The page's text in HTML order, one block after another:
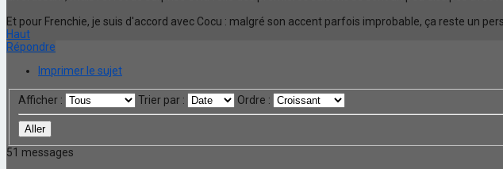
Et pour Frenchie, je suis d'accord avec Cocu : malgré son accent parfois improbable, ça reste un
Haut
Répondre
Imprimer le sujet
Afficher : Trier par : Ordre :
51 messages